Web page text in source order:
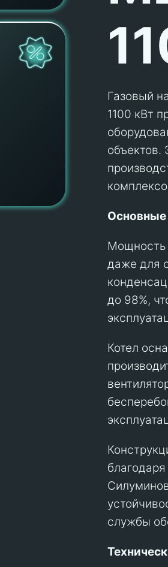
Газовый
1100 кВт
объектов.
Мощность
даже для
до 98%,
Котел
службы